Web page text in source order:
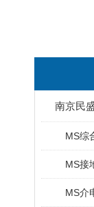
南京民
MS综
MS接
MS介